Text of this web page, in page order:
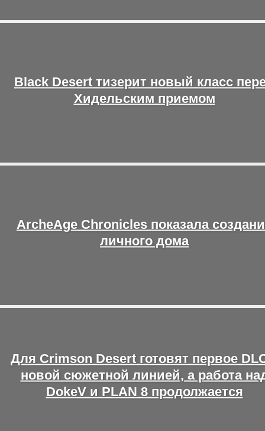
Black Desert тизерит новый класс
Хидельским приемом
ArcheAge Chronicles показала
личного дома
Для Crimson Desert готовят первое
новой сюжетной линией, а работа
DokeV и PLAN 8 продолжается